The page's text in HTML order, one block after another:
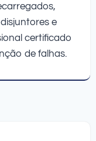
e
certificado
de falhas.